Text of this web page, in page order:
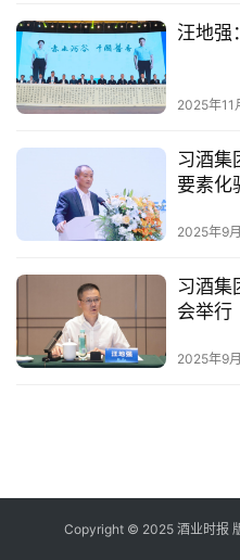
人
物
酒
动
视
登录
汪地强
2025年11
习酒集
要素化
2025年9
习酒集
会举行
2025年9
Copyright © 2025 酒业时报